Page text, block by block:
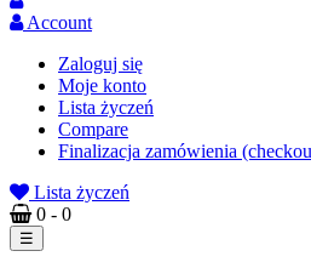
Account
Zaloguj się
Moje konto
Lista życzeń
Compare
Finalizacja zamówienia
Lista życzeń
0 - 0
Toggle
navigation
☰